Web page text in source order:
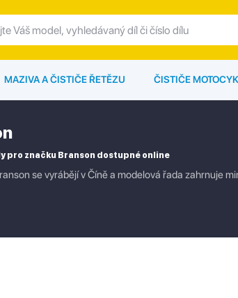
MAZIVA A ČISTIČE ŘETĚZU ČISTIČE
pro značku Branson dostupné online
se vyrábějí v Číně a modelová řada zahrnuje